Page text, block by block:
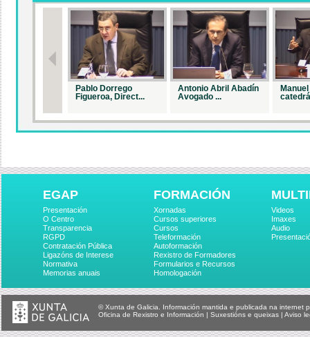
Pablo Dorrego
Figueroa, Direct...
Antonio Abril Abadín
Avogado ...
EGAP
Presentación
O Centro
Transparencia
RGPD
Contratación Pública
Ligazóns de Interese
Normativa
Memorias anuais
FORMACIÓN
Xornadas
Cursos superiores
Cursos
Teleformación
Autoformación
Rexistro de Formadores
Formularios e Recursos
Homologación
Videos
Imaxes
Audio
© Xunta de Galicia. Información mantida e publicada na internet
Oficina de Rexistro e Información | Suxestións e queixas | Aviso